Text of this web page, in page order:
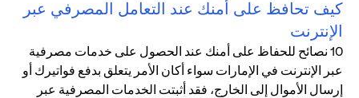
كيف تحافظ على أمنك عند التعامل المصرفي عبر
الإنترنت
10 نصائح للحفاظ على أمنك عند الحصول على خدمات مصرفية
عبر الإنترنت في الإمارات سواء أكان الأمر يتعلق بدفع فواتيرك أو
إرسال الأموال إلى الخارج، فقد أثبتت الخدمات المصرفية عبر